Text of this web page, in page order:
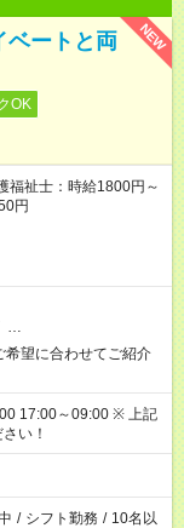
NEW
ベートと両
OK
福祉士：時給1800円～
円
…
望に合わせてご紹介
～09:00 ※ 上記
い！
/ シフト勤務 / 10名以